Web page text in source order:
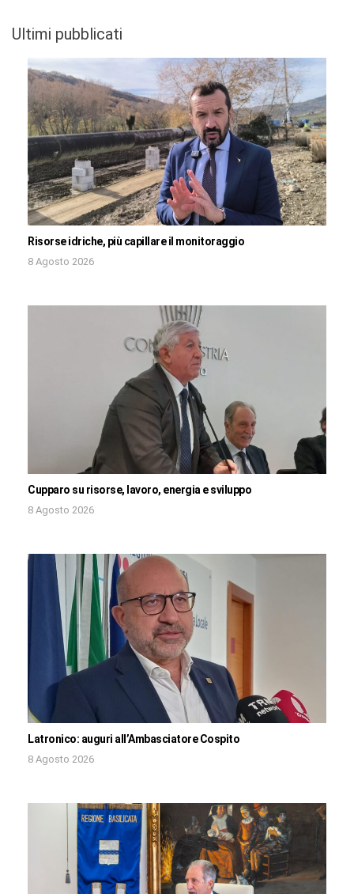
Ultimi pubblicati
Risorse idriche, più capillare il monitoraggio
8 Agosto 2026
Cupparo su risorse, lavoro, energia e sviluppo
8 Agosto 2026
Latronico: auguri all’Ambasciatore Cospito
8 Agosto 2026